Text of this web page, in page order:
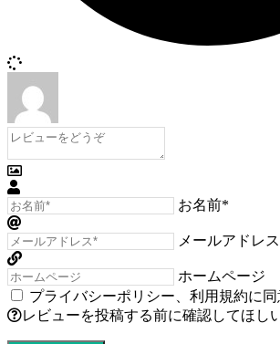
お名前*
メールアドレ
ホームページ
プライバシーポリシー
利用規約に
レビューを投稿する前に確認してほし